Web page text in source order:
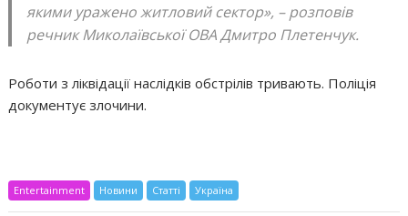
якими уражено житловий сектор», – розповів
речник Миколаївської ОВА Дмитро Плетенчук.
Роботи з ліквідації наслідків обстрілів тривають. Поліція
документує злочини.
Entertainment Новини Статті Україна